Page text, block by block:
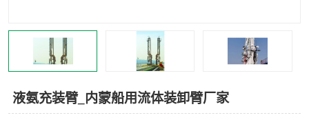
液氨充装臂_内蒙船用流体装卸臂厂家
浮动出油装置